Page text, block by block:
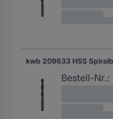
Bestell-Nr.: